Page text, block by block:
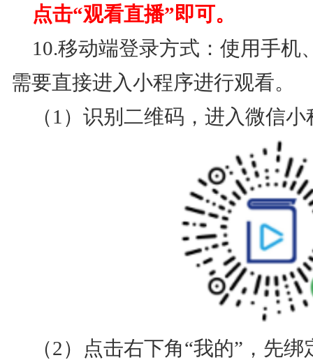
点击“观看直播”即可。
10.移动端登录方式：使用手机
需要直接进入小程序进行观看。
（1）识别二维码，进入微信
（2）点击右下角“我的”，先